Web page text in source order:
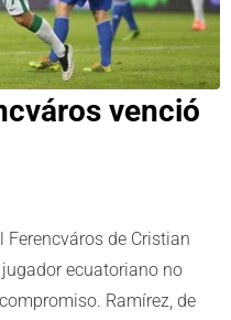
venció
Ferencváros de Cristian
ecuatoriano no
Ramírez, de